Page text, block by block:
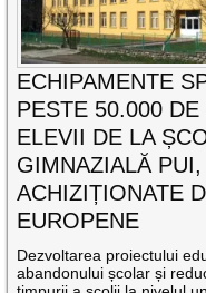
ECHIPAMENTE
PESTE 50.000
ELEVII DE LA
GIMNAZIALĂ PUI,
ACHIZIȚIONATE
EUROPENE
Dezvoltarea proiectului
abandonului școlar și